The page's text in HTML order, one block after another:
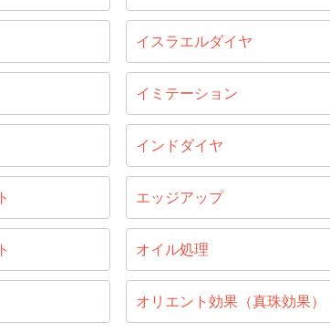
イスラエルダイヤ
イミテーション
インドダイヤ
エッジアップ
オイル処理
オリエント効果（真珠効果）